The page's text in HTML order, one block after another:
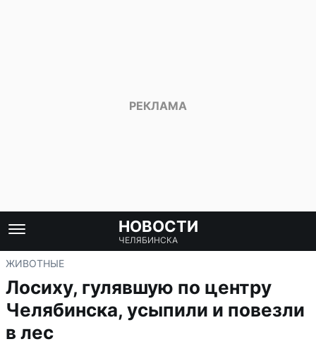
НОВОСТИ
ЧЕЛЯБИНСКА
ЖИВОТНЫЕ
Лосиху, гулявшую по центру
Челябинска, усыпили и повезли
в лес